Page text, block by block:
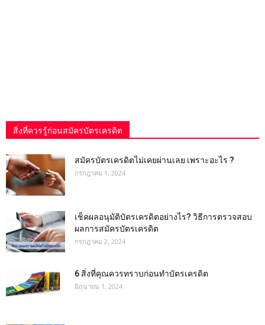
สิ่งที่ควรรู้ก่อนสมัครบัตรเครดิต
สมัครบัตรเครดิตไม่เคยผ่านเลย เพราะอะไร ?
กรกฎาคม 1, 2024
เช็คผลอนุมัติบัตรเครดิตอย่างไร? วิธีการตรวจสอบ
ผลการสมัครบัตรเครดิต
กรกฎาคม 2, 2024
6 สิ่งที่คุณควรทราบก่อนทำบัตรเครดิต
มิถุนายน 1, 2024